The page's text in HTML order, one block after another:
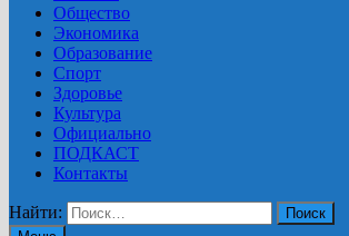
Общество
Экономика
Образование
Спорт
Здоровье
Культура
Официально
ПОДКАСТ
Контакты
Найти: